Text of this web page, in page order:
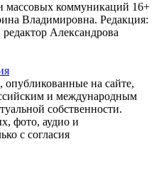
массовых коммуникаций 16+
Владимировна. Редакция:
Александрова
на сайте,
и международным
собственности.
фото, аудио и
с согласия